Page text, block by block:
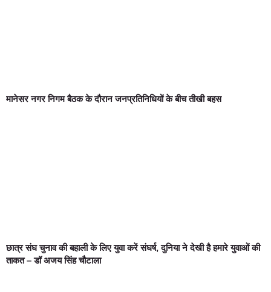
मानेसर नगर निगम बैठक के दौरान जनप्रतिनिधियों के बीच तीखी बहस
छात्र संघ चुनाव की बहाली के लिए युवा करें संघर्ष, दुनिया ने देखी है हमारे युवाओं की
ताकत – डॉ अजय सिंह चौटाला